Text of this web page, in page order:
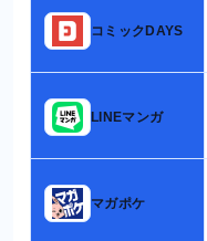
コミックDAYS
LINEマンガ
マガポケ